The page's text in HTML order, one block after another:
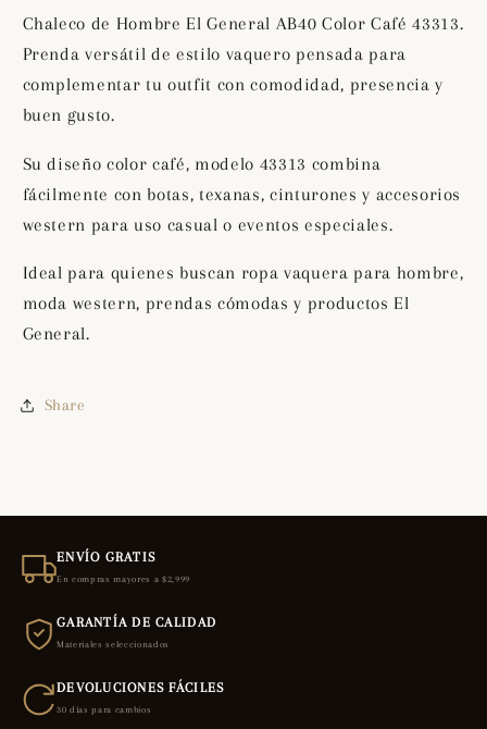
Café
Café
Chaleco de Hombre El General AB40 Color Café 43313.
Prenda versátil de estilo vaquero pensada para
complementar tu outfit con comodidad, presencia y
buen gusto.
Su diseño color café, modelo 43313 combina
fácilmente con botas, texanas, cinturones y accesorios
western para uso casual o eventos especiales.
Ideal para quienes buscan ropa vaquera para hombre,
moda western, prendas cómodas y productos El
General.
Share
ENVÍO GRATIS
En compras mayores a $2,999
GARANTÍA DE CALIDAD
Materiales seleccionados
DEVOLUCIONES FÁCILES
30 días para cambios